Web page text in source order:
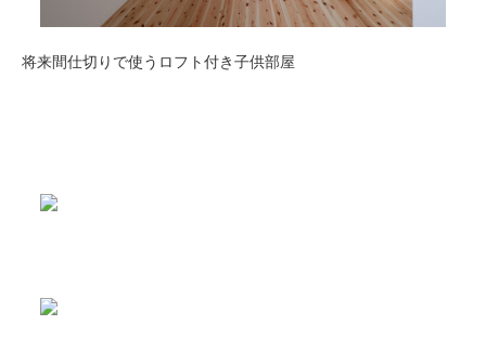
将来間仕切りで使うロフト付き子供部屋